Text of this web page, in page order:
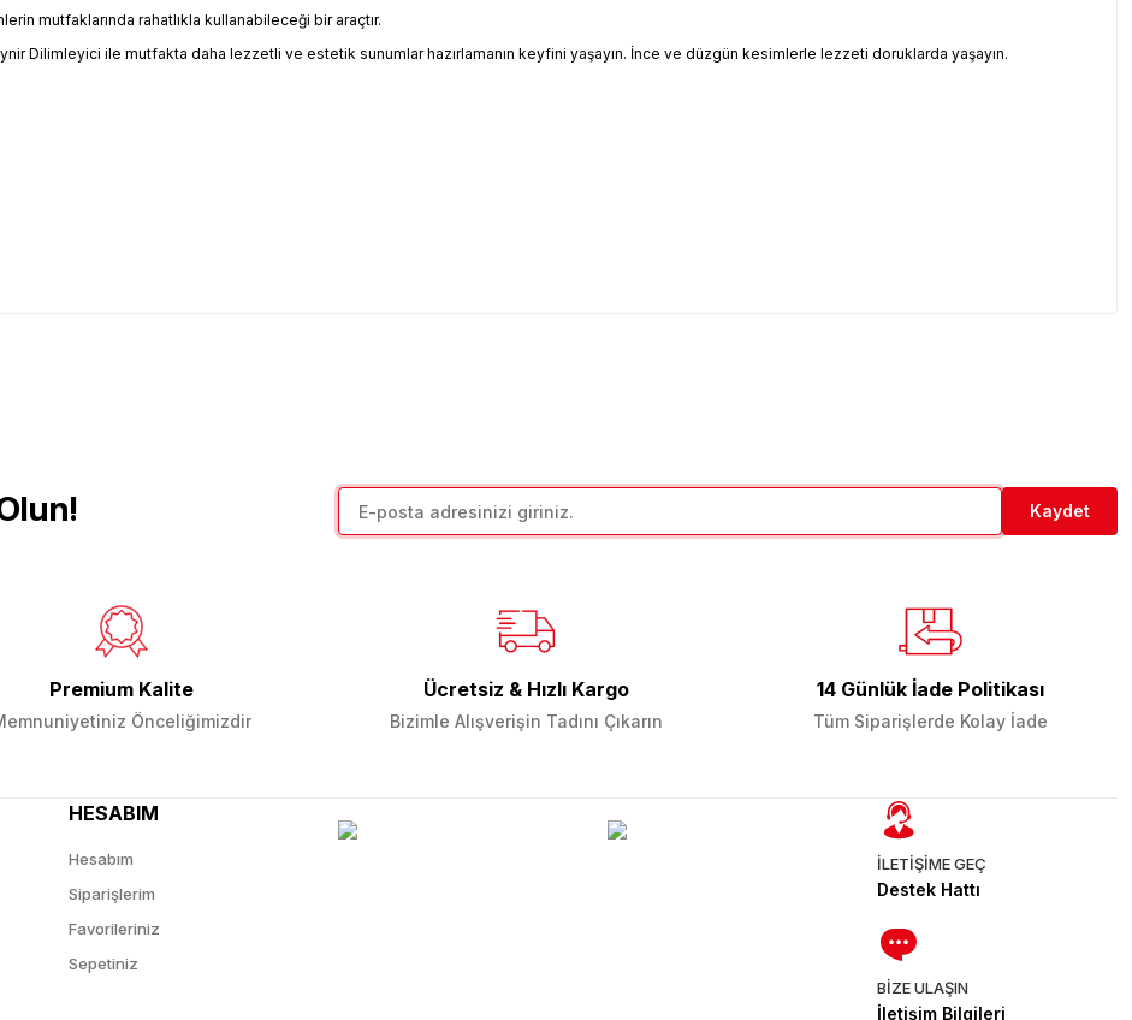
mutfaklarında rahatlıkla kullanabileceği bir araçtır.
Dilimleyici ile mutfakta daha lezzetli ve estetik sunumlar hazırlamanın keyfini yaşayın. İnce ve düzgün kesimlerle lezzeti doruklarda yaşayın.
Kaydet
Premium Kalite
Önceliğimizdir
Ücretsiz & Hızlı Kargo
Bizimle Alışverişin Tadını Çıkarın
14 Günlük İade Politikası
Tüm Siparişlerde Kolay İade
HESABIM
Hesabım
Siparişlerim
Favorileriniz
Sepetiniz
İLETİŞİME GEÇ
Destek Hattı
BİZE ULAŞIN
İletişim Bilgileri